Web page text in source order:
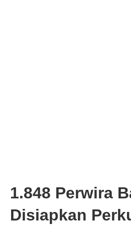
1.848 Perwira
Disiapkan